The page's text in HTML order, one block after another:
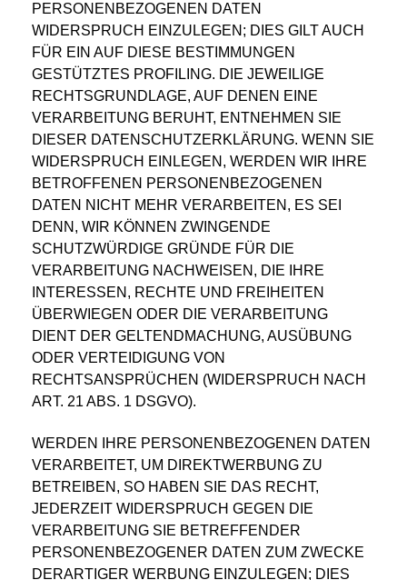
PERSONENBEZOGENEN DATEN
WIDERSPRUCH EINZULEGEN; DIES GILT AUCH
FÜR EIN AUF DIESE BESTIMMUNGEN
GESTÜTZTES PROFILING. DIE JEWEILIGE
RECHTSGRUNDLAGE, AUF DENEN EINE
VERARBEITUNG BERUHT, ENTNEHMEN SIE
DIESER DATENSCHUTZERKLÄRUNG. WENN SIE
WIDERSPRUCH EINLEGEN, WERDEN WIR IHRE
BETROFFENEN PERSONENBEZOGENEN
DATEN NICHT MEHR VERARBEITEN, ES SEI
DENN, WIR KÖNNEN ZWINGENDE
SCHUTZWÜRDIGE GRÜNDE FÜR DIE
VERARBEITUNG NACHWEISEN, DIE IHRE
INTERESSEN, RECHTE UND FREIHEITEN
ÜBERWIEGEN ODER DIE VERARBEITUNG
DIENT DER GELTENDMACHUNG, AUSÜBUNG
ODER VERTEIDIGUNG VON
RECHTSANSPRÜCHEN (WIDERSPRUCH NACH
ART. 21 ABS. 1 DSGVO).
WERDEN IHRE PERSONENBEZOGENEN DATEN
VERARBEITET, UM DIREKTWERBUNG ZU
BETREIBEN, SO HABEN SIE DAS RECHT,
JEDERZEIT WIDERSPRUCH GEGEN DIE
VERARBEITUNG SIE BETREFFENDER
PERSONENBEZOGENER DATEN ZUM ZWECKE
DERARTIGER WERBUNG EINZULEGEN; DIES